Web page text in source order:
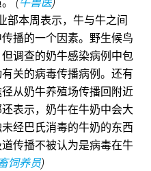
(牛兽医)
部本周表示，牛与牛之间
播的一个因素。野生候鸟
调查的奶牛感染病例中包
关的病毒传播病例。还有
从奶牛养殖场传播回附近
表示，奶牛在牛奶中会大
经巴氏消毒的牛奶的东西
传播不被认为是病毒在牛
饲养员)